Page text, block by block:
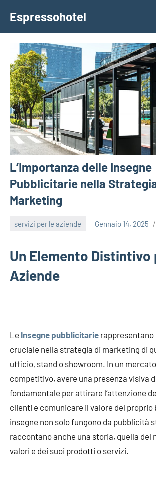
contenuto
Espressohotel
Dove
le
Notizie
Trovano
Casa
L’Importanza delle Insegne
Pubblicitarie nella
Marketing
servizi per le aziende Gennaio 14, 2025
Un Elemento Distintivo
Aziende
Le Insegne pubblicitarie rappresentano
cruciale nella strategia di marketing di
ufficio, stand o showroom. In un
competitivo, avere una presenza visiva
fondamentale per attirare l’attenzione
clienti e comunicare il valore del proprio
insegne non solo fungono da pubblicità
raccontano anche una storia, quella del
valori e dei suoi prodotti o servizi.